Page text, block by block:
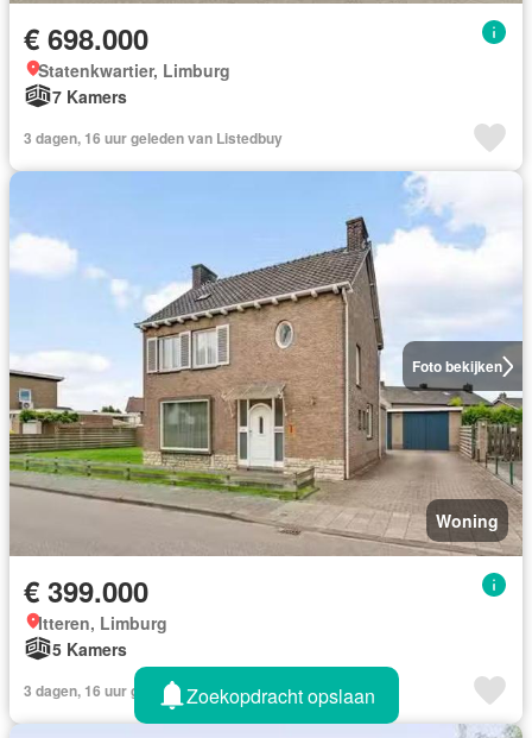
€ 698.000
Statenkwartier, Limburg
7 Kamers
3 dagen, 16 uur geleden van Listedbuy
Foto bekijken
Woning
€ 399.000
Itteren, Limburg
5 Kamers
3 dagen, 16 uur geleden van ListedbuyZoekopdracht opslaan